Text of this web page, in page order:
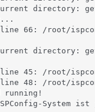
directory:
66: /root/
directory:
45: /root/
48: /root/
running!